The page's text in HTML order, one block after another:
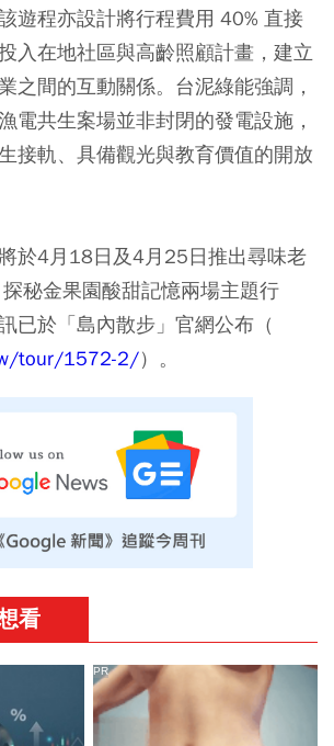
遊程亦設計將行程費用 40% 直接
入在地社區與高齡照顧計畫 ，建立
之間的互動關係。台泥綠能強調，
電共生案場並非封閉的發電設施，
接軌、具備觀光與教育價值的開放
將於4月18日及4月25日推出尋味老
秘金果園酸甜記憶兩場主題行
已於「島內散步」官網公布（
tour/1572-2/）。